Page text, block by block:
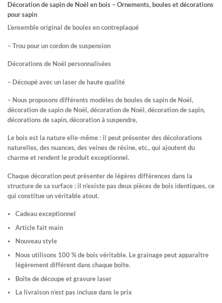
Décoration de sapin de Noël en bois – Ornements, boules et décorations
pour sapin
L’ensemble original de boules en contreplaqué
– Trou pour un cordon de suspension
Décorations de Noël personnalisées
– Découpé avec un laser de haute qualité
– Nous proposons différents modèles de boules de sapin de Noël,
décoration de sapin de Noël, décoration de Noël, décoration de sapin,
décorations de sapin, décoration à suspendre,
Le bois est la nature elle-même : il peut présenter des décolorations
naturelles, des nuances, des veines de résine, etc., qui ajoutent du
charme et rendent le produit exceptionnel.
Chaque décoration peut présenter de légères différences dans la
structure de sa surface : il n’existe pas deux pièces de bois identiques, ce
qui constitue un véritable atout.
Cadeau exceptionnel
Article fait main
Nouveau style
Nous utilisons 100 % de bois véritable. Le grainage peut apparaître
légèrement différent dans chaque boîte.
Boîte de découpe et gravure laser
La livraison n’est pas incluse dans le prix